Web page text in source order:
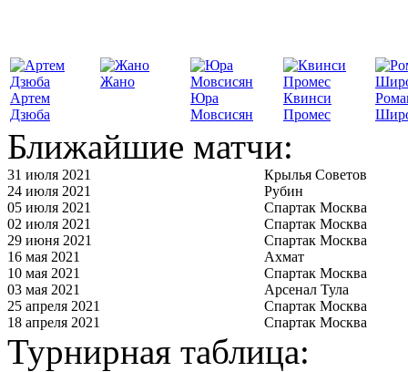
Артем
Дзюба
Жано
Юра
Мовсисян
Квинси
Промес
Ближайшие матчи:
31 июля 2021
Крылья Советов
24 июля 2021
Рубин
05 июля 2021
Спартак Москва
02 июля 2021
Спартак Москва
29 июня 2021
Спартак Москва
16 мая 2021
Ахмат
10 мая 2021
Спартак Москва
03 мая 2021
Арсенал Тула
25 апреля 2021
Спартак Москва
18 апреля 2021
Спартак Москва
Турнирная таблица: